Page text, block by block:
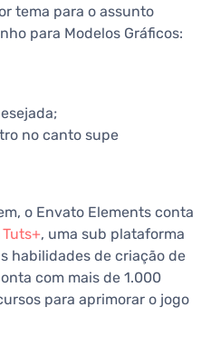
tema para o assunto
para Modelos Gráficos:
no canto supe
o Envato Elements conta
, uma sub plataforma
habilidades de criação de
com mais de 1.000
para aprimorar o jogo